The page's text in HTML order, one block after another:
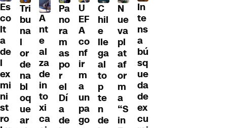
Es
co
lt
a
de
l
ex
mi
ni
st
ro
Tri
bu
na
l
or
de
na
bl
oq
ue
ar
A
nt
e
al
za
de
in
to
xi
ca
Pa
no
ra
m
as
po
r
el
Dí
a
de
U
EF
A
co
nf
ir
m
a
un
pa
go
C
hil
e
lle
ga
al
to
p
te
n
de
N
ue
va
pl
at
af
or
m
a
“S
in
In
te
ns
a
bú
sq
ue
da
de
ex
cu